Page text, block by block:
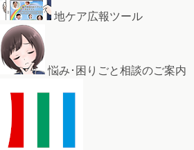
地ケア広報ツール
悩み･困りごと相談のご案内